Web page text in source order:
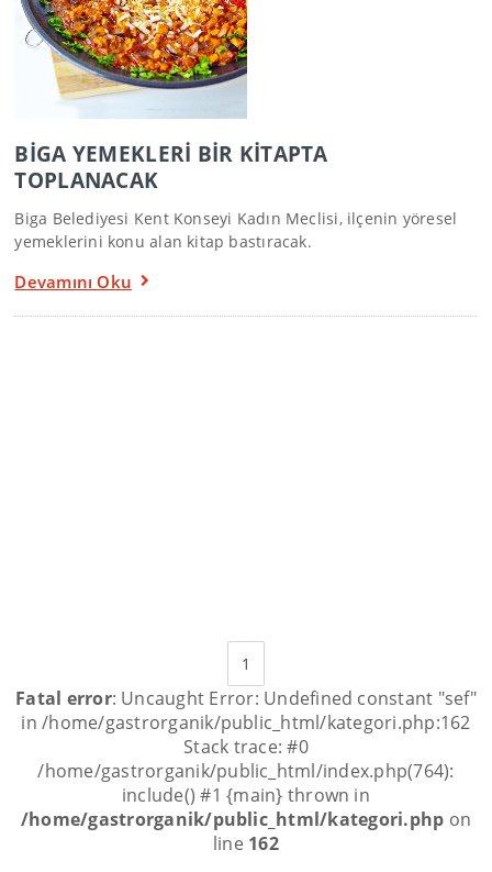
BİGA YEMEKLERİ BİR KİTAPTA
TOPLANACAK
Biga Belediyesi Kent Konseyi Kadın Meclisi, ilçenin yöresel
yemeklerini konu alan kitap bastıracak.
Devamını Oku
1
Fatal error: Uncaught Error: Undefined constant "sef"
in /home/gastrorganik/public_html/kategori.php:162
Stack trace: #0
/home/gastrorganik/public_html/index.php(764):
include() #1 {main} thrown in
/home/gastrorganik/public_html/kategori.php on
line 162